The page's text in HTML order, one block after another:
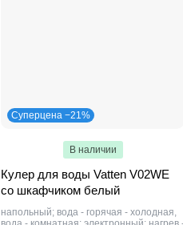
Суперцена −21%
В наличии
Кулер для воды Vatten V02WE
со шкафчиком белый
напольный; вода - горячая - холодная,